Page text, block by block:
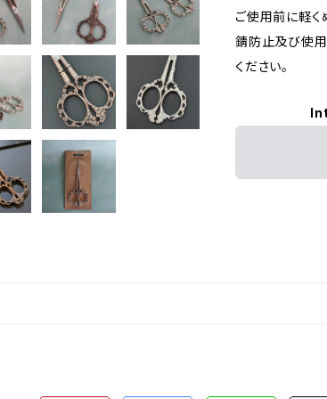
ご使用前に軽く
錆防止及び使
ください。